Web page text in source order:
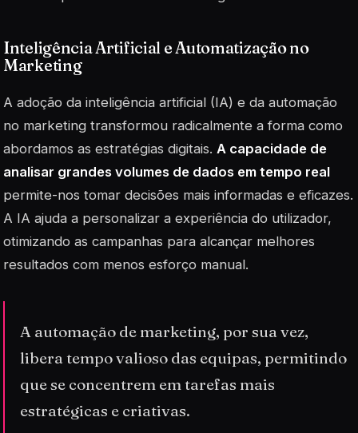
Inteligência Artificial e Automatização no
Marketing
A adoção da inteligência artificial (IA) e da automação
no marketing transformou radicalmente a forma como
abordamos as estratégias digitais. A capacidade de
analisar grandes volumes de dados em tempo real
permite-nos tomar decisões mais informadas e eficazes.
A IA ajuda a personalizar a experiência do utilizador,
otimizando as campanhas para alcançar melhores
resultados com menos esforço manual.
A automação de marketing, por sua vez,
libera tempo valioso das equipas, permitindo
que se concentrem em tarefas mais
estratégicas e criativas.